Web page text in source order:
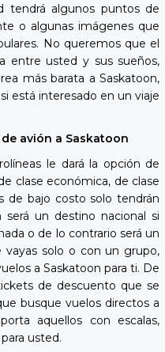
tendrá algunos puntos de
o algunas imágenes que
No queremos que el
entre usted y sus sueños,
más barata a Saskatoon,
está interesado en un viaje
avión a Saskatoon
le dará la opción de
clase económica, de clase
de bajo costo solo tendrán
será un destino nacional si
o de lo contrario será un
vayas solo o con un grupo,
a Saskatoon para ti. De
de descuento que se
busque vuelos directos a
aquellos con escalas,
usted.